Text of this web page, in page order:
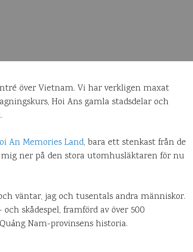
över Vietnam. Vi har verkligen maxat
Hoi Ans gamla stadsdelar och
An Memories Land, bara ett stenkast från de
ner på den stora utomhusläktaren för nu
väntar, jag och tusentals andra människor.
skådespel, framförd av över 500
Nam-provinsens historia.